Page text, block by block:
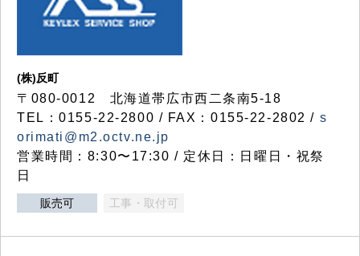
(株)反町
〒080-0012 北海道帯広市西二条南5-18
TEL：0155-22-2800 / FAX：0155-22-2802 / s
orimati@m2.octv.ne.jp
営業時間：8:30〜17:30 / 定休日：日曜日・祝祭
日
販売可 工事・取付可